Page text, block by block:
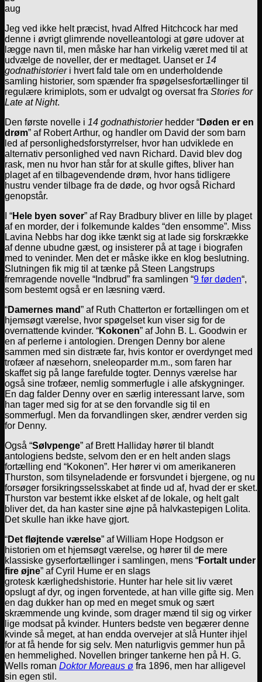
aug
Jeg ved ikke helt præcist, hvad Alfred Hitchcock har med
denne i øvrigt glimrende novelleantologi at gøre udover at
lægge navn til, men måske har han virkelig været med til at
udvælge de noveller, der er medtaget. Uanset er 14
godnathistorieri hvert fald tale om en underholdende
samling historier, som spænder fra spøgelsesfortællinger til
regulære krimiplots, som er udvalgt og oversat fra Stories for
Late at Night.
Den første novelle i 14 godnathistorier hedder “Døden er en
drøm” af Robert Arthur, og handler om David der som barn
led af personlighedsforstyrrelser, hvor han udviklede en
alternativ personlighed ved navn Richard. David blev dog
rask, men nu hvor han står for at skulle giftes, bliver han
plaget af en tilbagevendende drøm, hvor hans tidligere
hustru vender tilbage fra de døde, og hvor også Richard
genopstår.
I “Hele byen sover” af Ray Bradbury bliver en lille by plaget
af en morder, der i folkemunde kaldes “den ensomme”. Miss
Lavina Nebbs har dog ikke tænkt sig at lade sig forskrække
af denne ubudne gæst, og insisterer på at tage i biografen
med to veninder. Men det er måske ikke en klog beslutning.
Slutningen fik mig til at tænke på Steen Langstrups
fremragende novelle “Indbrud” fra samlingen “9 før døden“,
som bestemt også er en læsning værd.
“Damernes mand” af Ruth Chatterton er fortællingen om et
hjemsøgt værelse, hvor spøgelset kun viser sig for de
overnattende kvinder. “Kokonen” af John B. L. Goodwin er
en af perlerne i antologien. Drengen Denny bor alene
sammen med sin distræte far, hvis kontor er overdynget med
trofæer af næsehorn, sneleoparder m.m., som faren har
skaffet sig på lange farefulde togter. Dennys værelse har
også sine trofæer, nemlig sommerfugle i alle afskygninger.
En dag falder Denny over en særlig interessant larve, som
han tager med sig for at se den forvandle sig til en
sommerfugl. Men da forvandlingen sker, ændrer verden sig
for Denny.
Også “Sølvpenge” af Brett Halliday hører til blandt
antologiens bedste, selvom den er en helt anden slags
fortælling end “Kokonen”. Her hører vi om amerikaneren
Thurston, som tilsyneladende er forsvundet i bjergene, og nu
forsøger forsikringsselsskabet at finde ud af, hvad der er sket.
Thurston var bestemt ikke elsket af de lokale, og helt galt
bliver det, da han kaster sine øjne på halvkastepigen Lolita.
Det skulle han ikke have gjort.
“Det fløjtende værelse” af William Hope Hodgson er
historien om et hjemsøgt værelse, og hører til de mere
klassiske gyserfortællinger i samlingen, mens “Fortalt under
fire øjne” af Cyril Hume er en slags
grotesk kærlighedshistorie. Hunter har hele sit liv været
opslugt af dyr, og ingen forventede, at han ville gifte sig. Men
en dag dukker han op med en meget smuk og sært
skræmmende ung kvinde, som drager mænd til sig og virker
lige modsat på kvinder. Hunters bedste ven begærer denne
kvinde så meget, at han endda overvejer at slå Hunter ihjel
for at få hende for sig selv. Men naturligvis gemmer hun på
en hemmelighed. Novellen bringer tankerne hen på H. G.
Wells roman Doktor Moreaus ø fra 1896, men har alligevel
sin egen stil.